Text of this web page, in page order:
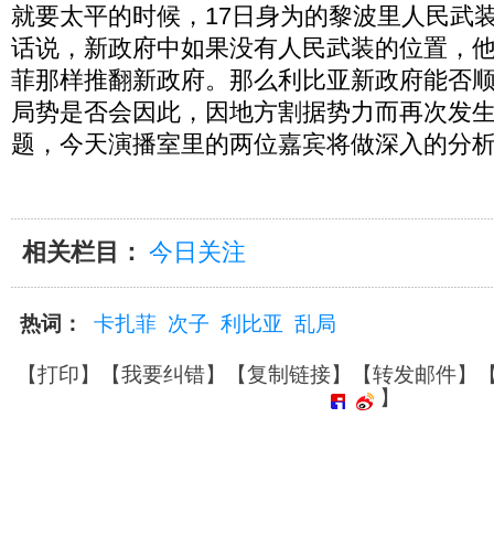
就要太平的时候，17日身为的黎波里人民武
话说，新政府中如果没有人民武装的位置，
菲那样推翻新政府。那么利比亚新政府能否
局势是否会因此，因地方割据势力而再次发
题，今天演播室里的两位嘉宾将做深入的分
相关栏目： 今日关注
热词： 卡扎菲 次子 利比亚 乱局
【打印】【我要纠错】【复制链接】【转发邮件】
】